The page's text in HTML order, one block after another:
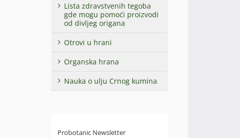
Lista zdravstvenih tegoba
gde mogu pomoći proizvodi
od divljeg origana
Otrovi u hrani
Organska hrana
Nauka o ulju Crnog kumina
Probotanic Newsletter